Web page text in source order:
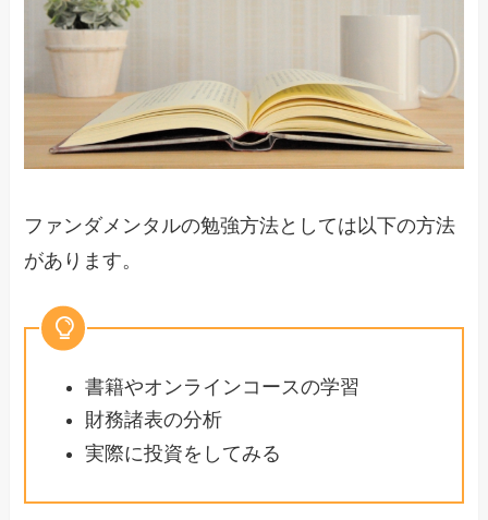
ファンダメンタルの勉強方法としては以下の方法
があります。
書籍やオンラインコースの学習
財務諸表の分析
実際に投資をしてみる